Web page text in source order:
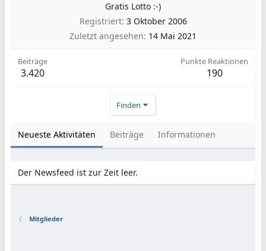
Gratis Lotto :-)
Registriert 3 Oktober 2006
Zuletzt angesehen 14 Mai 2021
Beiträge
3.420
Punkte Reaktionen
190
Finden
Neueste Aktivitäten Beiträge Informationen
Der Newsfeed ist zur Zeit leer.
Mitglieder